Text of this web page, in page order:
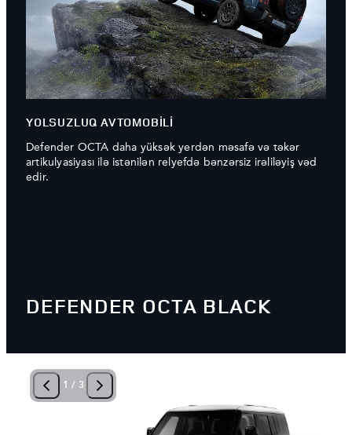
YOLSUZLUQ AVTOMOBİLİ
Defender OCTA daha yüksək yerdən məsafə və təkər
artikulyasiyası ilə istənilən relyefdə bənzərsiz irəliləyiş vəd
edir.
DEFENDER OCTA BLACK
1 / 3